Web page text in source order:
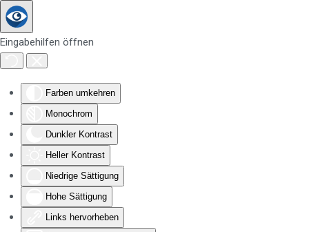
Eingabehilfen öffnen
Farben umkehren
Monochrom
Dunkler Kontrast
Heller Kontrast
Niedrige Sättigung
Hohe Sättigung
Links hervorheben
Zum Hauptinhalt springen